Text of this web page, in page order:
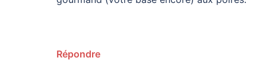
Répondre